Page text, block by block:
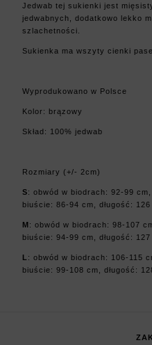
Jedwab tej sukienki jest
jedwabnych, dodatkowo lekko
szlachetności.
Sukienka ma wszyty cienki
Wyprodukowano w Polsce
Kolor: brązowy
Skład: 100% jedwab
Rozmiary (+/- 2cm)
S: obwód w biodrach: 92-99
biuście: 86-94 cm, długość: 126
M: obwód w biodrach: 98-107
biuście: 94-99 cm, długość: 127
L : obwód w biodrach: 106-115
biuście: 99-108 cm, długość: